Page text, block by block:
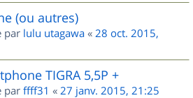
(ou autres)
par lulu utagawa « 28 oct. 2015,
TIGRA 5,5P +
par ffff31 « 27 janv. 2015, 21:25